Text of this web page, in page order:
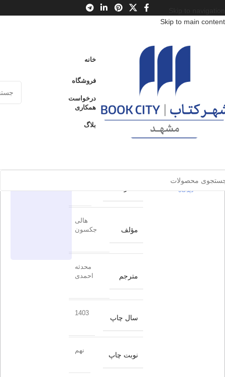
Skip to main content
خانه
فروشگاه
درخواست
همکاری
بلاگ
محصولات / کتاب بزرگسال
فروخته شده
0 بدون
دیدگاه
دختر خوب،
خون بد
مؤلف
هالی
جکسون
مترجم
محدثه
احمدی
سال چاپ
1403
نوبت چاپ
نهم